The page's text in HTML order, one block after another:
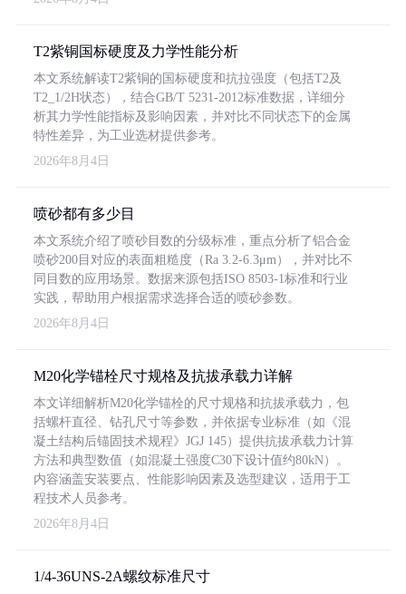
T2紫铜国标硬度及力学性能分析
本文系统解读T2紫铜的国标硬度和抗拉强度（包括T2及
T2_1/2H状态），结合GB/T 5231-2012标准数据，详细分
析其力学性能指标及影响因素，并对比不同状态下的金属
特性差异，为工业选材提供参考。
2026年8月4日
喷砂都有多少目
本文系统介绍了喷砂目数的分级标准，重点分析了铝合金
喷砂200目对应的表面粗糙度（Ra 3.2-6.3μm），并对比不
同目数的应用场景。数据来源包括ISO 8503-1标准和行业
实践，帮助用户根据需求选择合适的喷砂参数。
2026年8月4日
M20化学锚栓尺寸规格及抗拔承载力详解
本文详细解析M20化学锚栓的尺寸规格和抗拔承载力，包
括螺杆直径、钻孔尺寸等参数，并依据专业标准（如《混
凝土结构后锚固技术规程》JGJ 145）提供抗拔承载力计算
方法和典型数值（如混凝土强度C30下设计值约80kN）。
内容涵盖安装要点、性能影响因素及选型建议，适用于工
程技术人员参考。
2026年8月4日
1/4-36UNS-2A螺纹标准尺寸